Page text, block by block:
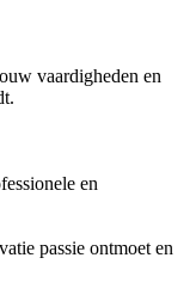
vaardigheden en
en
passie ontmoet en